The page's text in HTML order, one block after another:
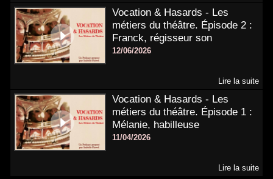
Vocation & Hasards - Les
métiers du théâtre. Épisode 2 :
Franck, régisseur son
12/06/2026
Lire la suite
Vocation & Hasards - Les
métiers du théâtre. Épisode 1 :
Mélanie, habilleuse
11/04/2026
Lire la suite